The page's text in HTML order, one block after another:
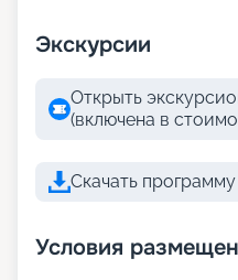
Экскурсии
Открыть
(включена в
Скачать
Условия